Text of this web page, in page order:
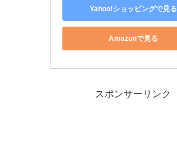
Yahoo!ショッピングで見る
Amazonで見る
スポンサーリンク